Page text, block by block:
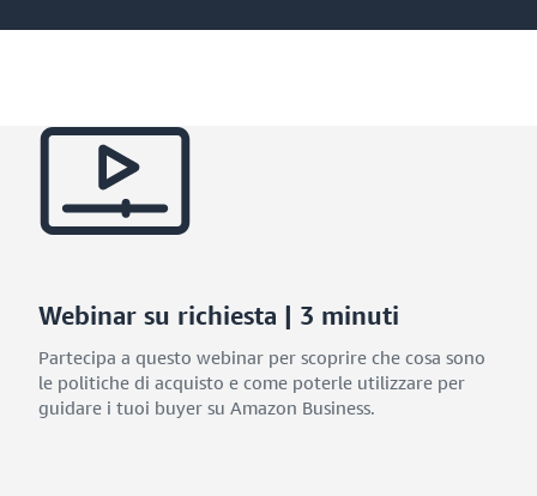
Webinar su richiesta | 3 minuti
Partecipa a questo webinar per scoprire che cosa sono
le politiche di acquisto e come poterle utilizzare per
guidare i tuoi buyer su Amazon Business.